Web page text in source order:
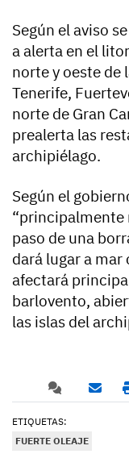
Según el aviso
a alerta en el
norte y oeste de
Tenerife,
norte de Gran
prealerta las
archipiélago.
Según el
“principalmente
paso de una
dará lugar a
afectará
barlovento,
las islas del
ETIQUETAS:
FUERTE OLEAJE